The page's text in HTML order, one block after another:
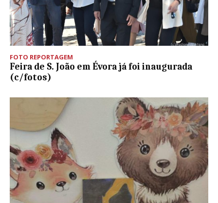
FOTO REPORTAGEM
Feira de S. João em Évora já foi inaugurada
(c/fotos)